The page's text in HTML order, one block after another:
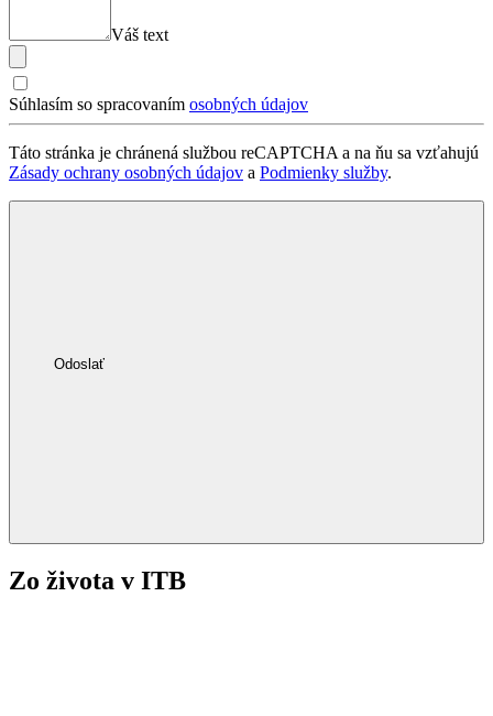
Váš text
Súhlasím so spracovaním osobných údajov
Táto stránka je chránená službou reCAPTCHA a na ňu sa vzťahujú
Zásady ochrany osobných údajov a Podmienky služby.
Odoslať
Zo života v ITB